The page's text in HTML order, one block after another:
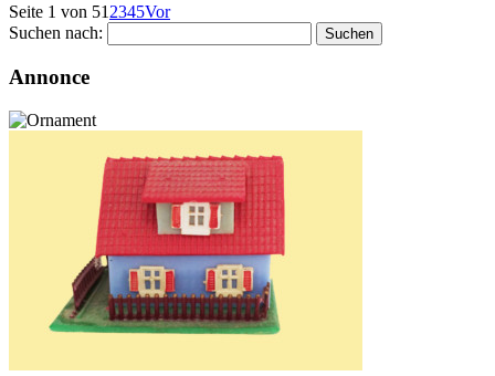
Seite 1 von 51 2345Vor
Suchen nach:
Annonce